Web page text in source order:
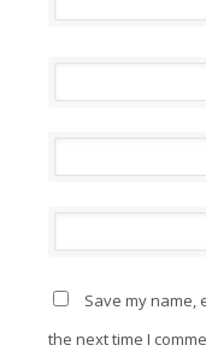
Save my name,
the next time I